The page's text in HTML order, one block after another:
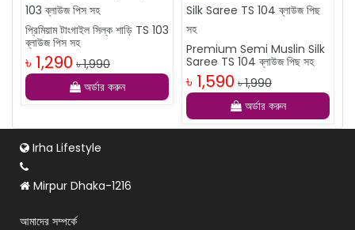
প্রিমিয়াম টাংগাইল সিল্ক শাড়ি TS 103
ব্লাউজ পিস সহ
৳ 1,290 ৳ 1,990
অর্ডার করুন
Premium Semi Muslin Silk
Saree TS 104 ব্লাউজ পিছ সহ
৳ 1,590 ৳ 1,990
অর্ডার করুন
Irha Lifestyle
Mirpur Dhaka-1216
আমাদের সম্পর্কে